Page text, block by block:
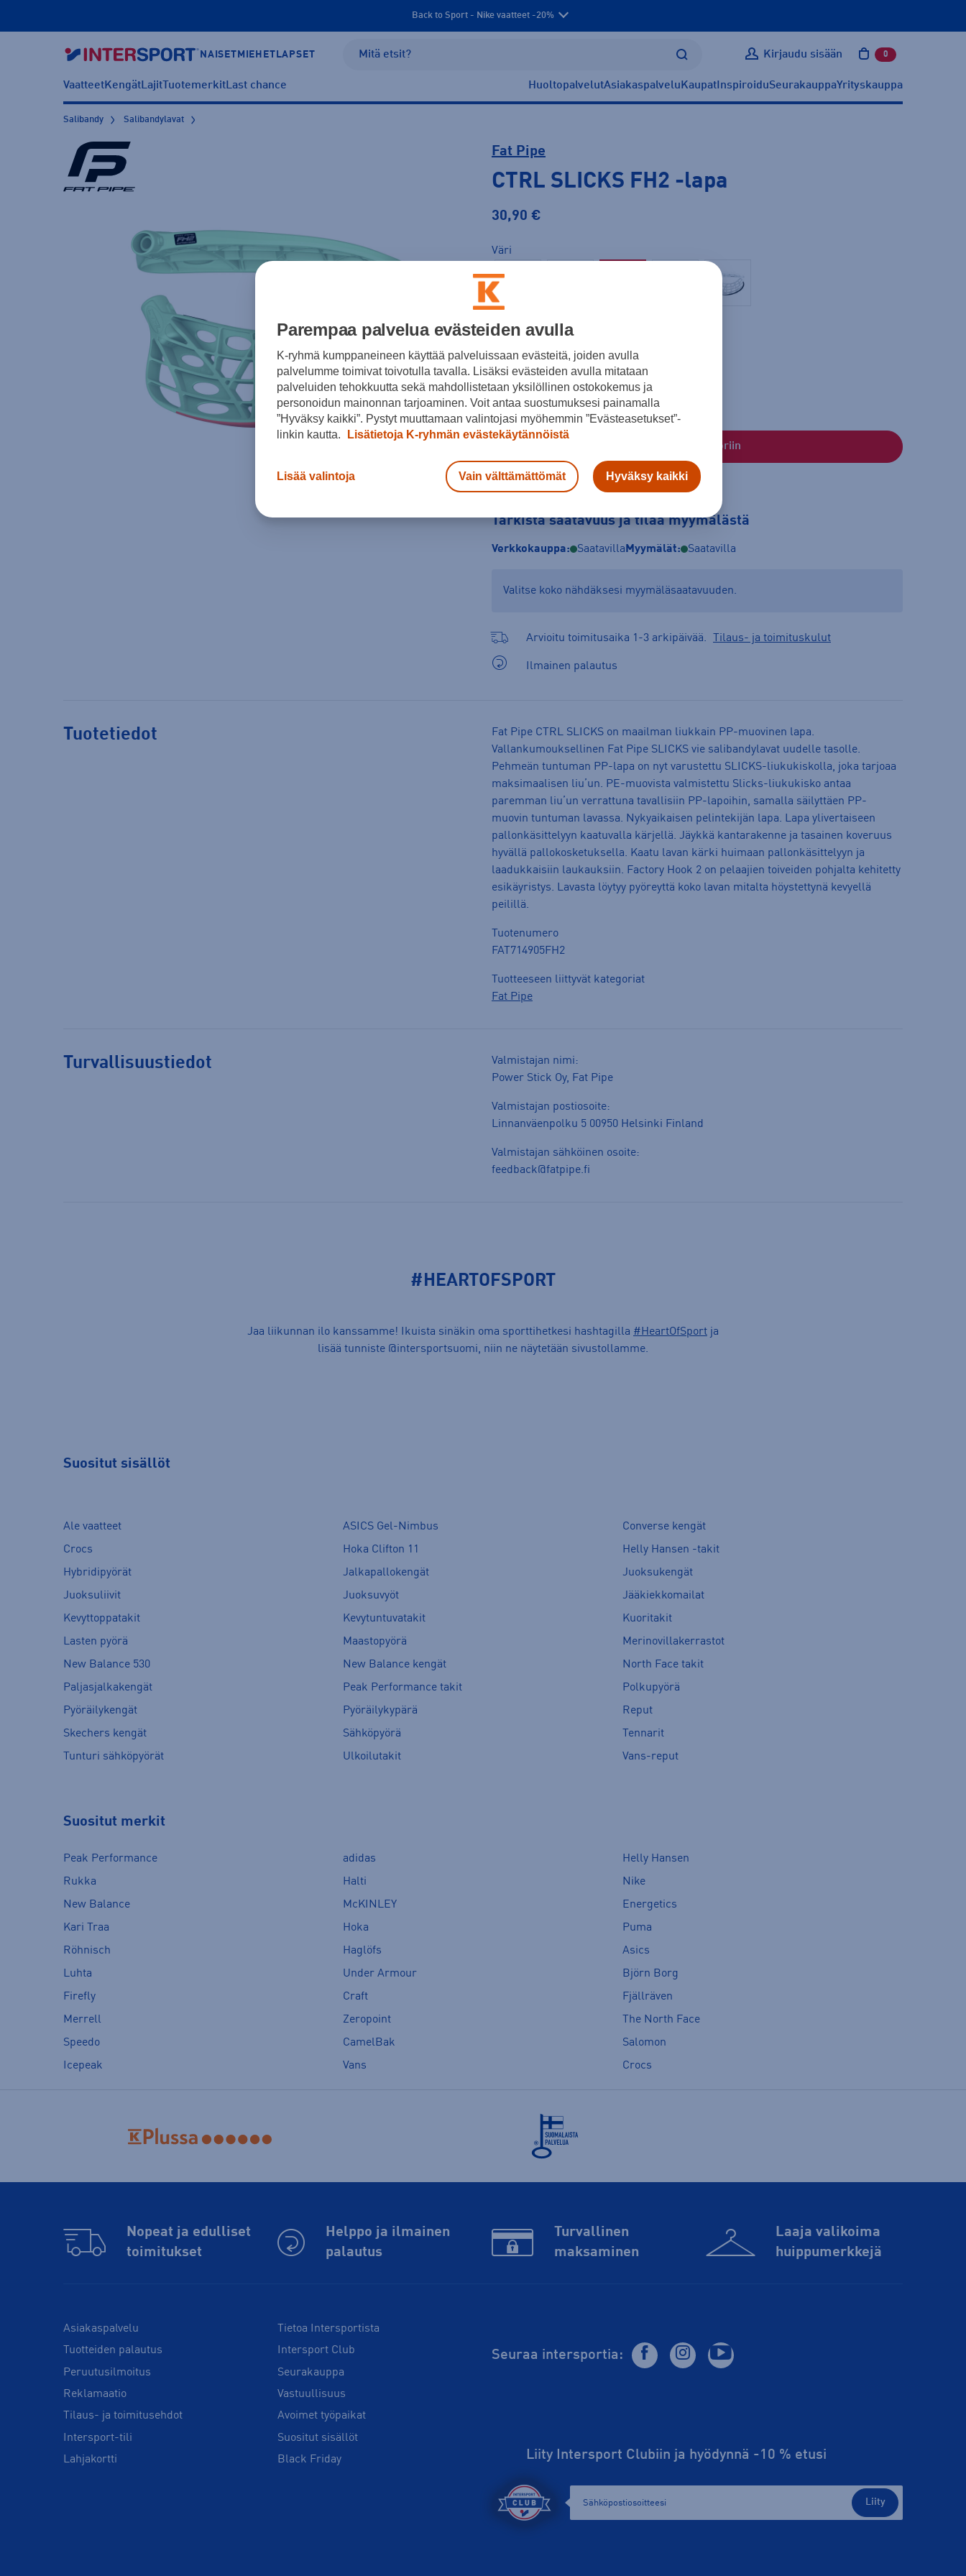
Back to Sport - Nike vaatteet -20%
NAISET MIEHET LAPSET Kirjaudu sisään 0 tuotetta
VaatteetKengätLajitTuotemerkitLast chance HuoltopalvelutAsiakaspalvelu Kaupat InspiroiduSeurakauppaYrityskauppa
Salibandy Salibandylavat
Fat Pipe
CTRL SLICKS FH2 -lapa
30,90 €
Väri
R L
Lisää ostoskoriin
Tarkista saatavuus ja tilaa myymälästä
Verkkokauppa: Saatavilla Myymälät: Saatavilla
Valitse koko nähdäksesi myymäläsaatavuuden.
Arvioitu toimitusaika 1-3 arkipäivää. Tilaus- ja toimituskulut
Ilmainen palautus
Tuotetiedot
Fat Pipe CTRL SLICKS on maailman liukkain PP-muovinen lapa.
Vallankumouksellinen Fat Pipe SLICKS vie salibandylavat uudelle tasolle.
Pehmeän tuntuman PP-lapa on nyt varustettu SLICKS-liukukiskolla, joka tarjoaa
maksimaalisen liu’un. PE-muovista valmistettu Slicks-liukukisko antaa
paremman liu’un verrattuna tavallisiin PP-lapoihin, samalla säilyttäen PP-
muovin tuntuman lavassa. Nykyaikaisen pelintekijän lapa. Lapa ylivertaiseen
pallonkäsittelyyn kaatuvalla kärjellä. Jäykkä kantarakenne ja tasainen koveruus
hyvällä pallokosketuksella. Kaatu lavan kärki huimaan pallonkäsittelyyn ja
laadukkaisiin laukauksiin. Factory Hook 2 on pelaajien toiveiden pohjalta kehitetty
esikäyristys. Lavasta löytyy pyöreyttä koko lavan mitalta höystettynä kevyellä
peilillä.
Tuotenumero
FAT714905FH2
Tuotteeseen liittyvät kategoriat
Fat Pipe
Turvallisuustiedot
Valmistajan nimi:
Power Stick Oy, Fat Pipe
Valmistajan postiosoite:
Linnanväenpolku 5 00950 Helsinki Finland
Valmistajan sähköinen osoite:
feedback@fatpipe.fi
#HEARTOFSPORT
Jaa liikunnan ilo kanssamme! Ikuista sinäkin oma sporttihetkesi hashtagilla #HeartOfSport ja
lisää tunniste @intersportsuomi, niin ne näytetään sivustollamme.
Suositut sisällöt
Ale vaatteet ASICS Gel-Nimbus
Converse kengät
Crocs
Hoka Clifton 11
Helly Hansen -takit
Hybridipyörät
Jalkapallokengät
Juoksukengät
Juoksuliivit
Juoksuvyöt
Jääkiekkomailat
Kevyttoppatakit
Kevytuntuvatakit
Kuoritakit
Lasten pyörä
Maastopyörä
Merinovillakerrastot
New Balance 530
New Balance kengät
North Face takit
Paljasjalkakengät
Peak Performance takit
Polkupyörä
Pyöräilykengät
Pyöräilykypärä
Reput
Skechers kengät
Sähköpyörä
Tennarit
Tunturi sähköpyörät
Ulkoilutakit Vans-reput
Suositut merkit
Peak Performance adidas
Helly Hansen
Rukka
Halti
Nike
New Balance
McKINLEY
Energetics
Kari Traa
Hoka
Puma
Röhnisch
Haglöfs
Asics
Luhta
Under Armour
Björn Borg
Firefly
Craft
Fjällräven
Merrell
Zeropoint
The North Face
Speedo
CamelBak
Salomon
Icepeak
Vans Crocs
Nopeat ja edulliset
toimitukset
Helppo ja ilmainen
palautus
Turvallinen
maksaminen
Laaja valikoima
huippu­merkkejä
Asiakaspalvelu
Tuotteiden palautus
Peruutusilmoitus
Reklamaatio
Tilaus- ja toimitusehdot
Intersport-tili
Lahjakortti
Tietoa Intersportista
Intersport Club
Seurakauppa
Vastuullisuus
Avoimet työpaikat
Suositut sisällöt
Black Friday
Seuraa intersportia:
Liity Intersport Clubiin ja hyödynnä -10 % etusi
Liity
Parempaa palvelua evästeiden avulla
K-ryhmä kumppaneineen käyttää palveluissaan evästeitä, joiden avulla
palvelumme toimivat toivotulla tavalla. Lisäksi evästeiden avulla mitataan
palveluiden tehokkuutta sekä mahdollistetaan yksilöllinen ostokokemus ja
personoidun mainonnan tarjoaminen. Voit antaa suostumuksesi painamalla
”Hyväksy kaikki”. Pystyt muuttamaan valintojasi myöhemmin ”Evästeasetukset”-
linkin kautta.
Lisätietoja K-ryhmän evästekäytännöistä
Lisää valintoja Vain välttämättömät Hyväksy kaikki